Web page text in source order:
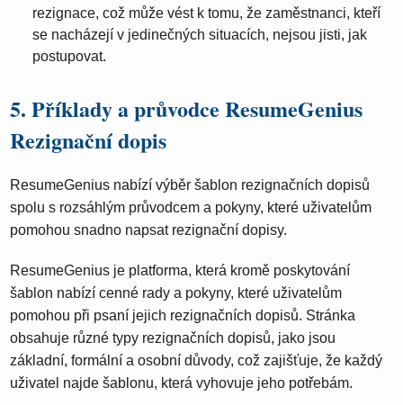
rezignace, což může vést k tomu, že zaměstnanci, kteří
se nacházejí v jedinečných situacích, nejsou jisti, jak
postupovat.
5. Příklady a průvodce ResumeGenius
Rezignační dopis
ResumeGenius nabízí výběr šablon rezignačních dopisů
spolu s rozsáhlým průvodcem a pokyny, které uživatelům
pomohou snadno napsat rezignační dopisy.
ResumeGenius je platforma, která kromě poskytování
šablon nabízí cenné rady a pokyny, které uživatelům
pomohou při psaní jejich rezignačních dopisů. Stránka
obsahuje různé typy rezignačních dopisů, jako jsou
základní, formální a osobní důvody, což zajišťuje, že každý
uživatel najde šablonu, která vyhovuje jeho potřebám.